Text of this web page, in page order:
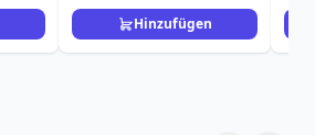
Hinzufügen